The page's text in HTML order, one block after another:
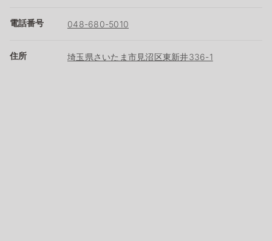
電話番号 048-680-5010
住所 埼玉県さいたま市見沼区東新井336-1